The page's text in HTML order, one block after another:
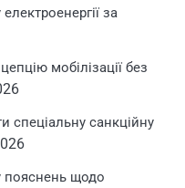
за
мобілізації без
спеціальну санкційну
пояснень щодо